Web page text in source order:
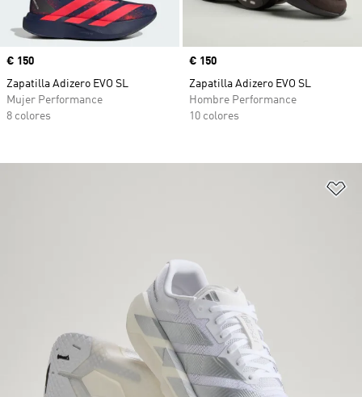
Precio
€ 150
Zapatilla Adizero EVO SL
Mujer Performance
8 colores
Precio
€ 150
Zapatilla Adizero EVO SL
Hombre Performance
10 colores